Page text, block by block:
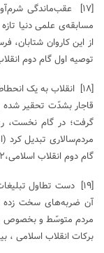
[۱۷]
عقب‌ماندگی
مسابقه‌ی علمی دنیا
از این کاروان شتابان،
توصیه اول گام دوم انقلاب اسلامی
[۱۸]
انقلاب به یک
قاجار بشدّت تحقیر
گرفت؛ در گام نخست،
مردم‌سالاری تبدیل کرد
گام دوم انقلاب اسلامی،۲۲ بهمن ۱۳۹۷ )
[۱۹]
دست تطاول
آن ضربه‌های سخت زده و
مردم متوسّط و بخصوص
برکات انقلاب اسلامی ، بیانیه